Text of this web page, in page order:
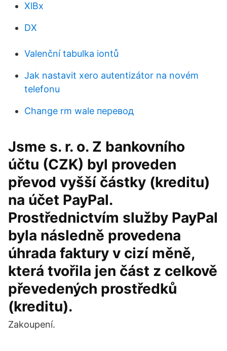
XlBx
DX
Valenční tabulka iontů
Jak nastavit xero autentizátor na novém
telefonu
Change rm wale перевод
Jsme s. r. o. Z bankovního
účtu (CZK) byl proveden
převod vyšší částky (kreditu)
na účet PayPal.
Prostřednictvím služby PayPal
byla následně provedena
úhrada faktury v cizí měně,
která tvořila jen část z celkově
převedených prostředků
(kreditu).
Zakoupení.